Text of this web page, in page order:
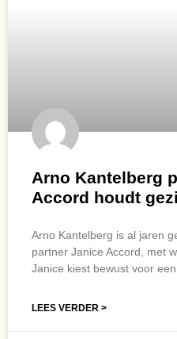
Arno Kantelberg
Accord houdt
Arno Kantelberg is al jaren
partner Janice Accord, met
Janice kiest bewust voor
LEES VERDER >